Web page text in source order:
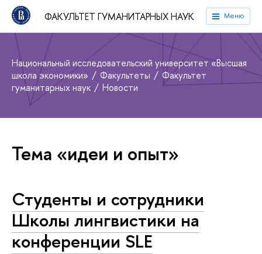
ФАКУЛЬТЕТ ГУМАНИТАРНЫХ НАУК Меню
Национальный исследовательский университет «Высшая
школа экономики»
Факультеты
Факультет
гуманитарных наук
Новости
Тема «идеи и опыт»
Студенты и сотрудники
Школы лингвистики на
конференции SLE